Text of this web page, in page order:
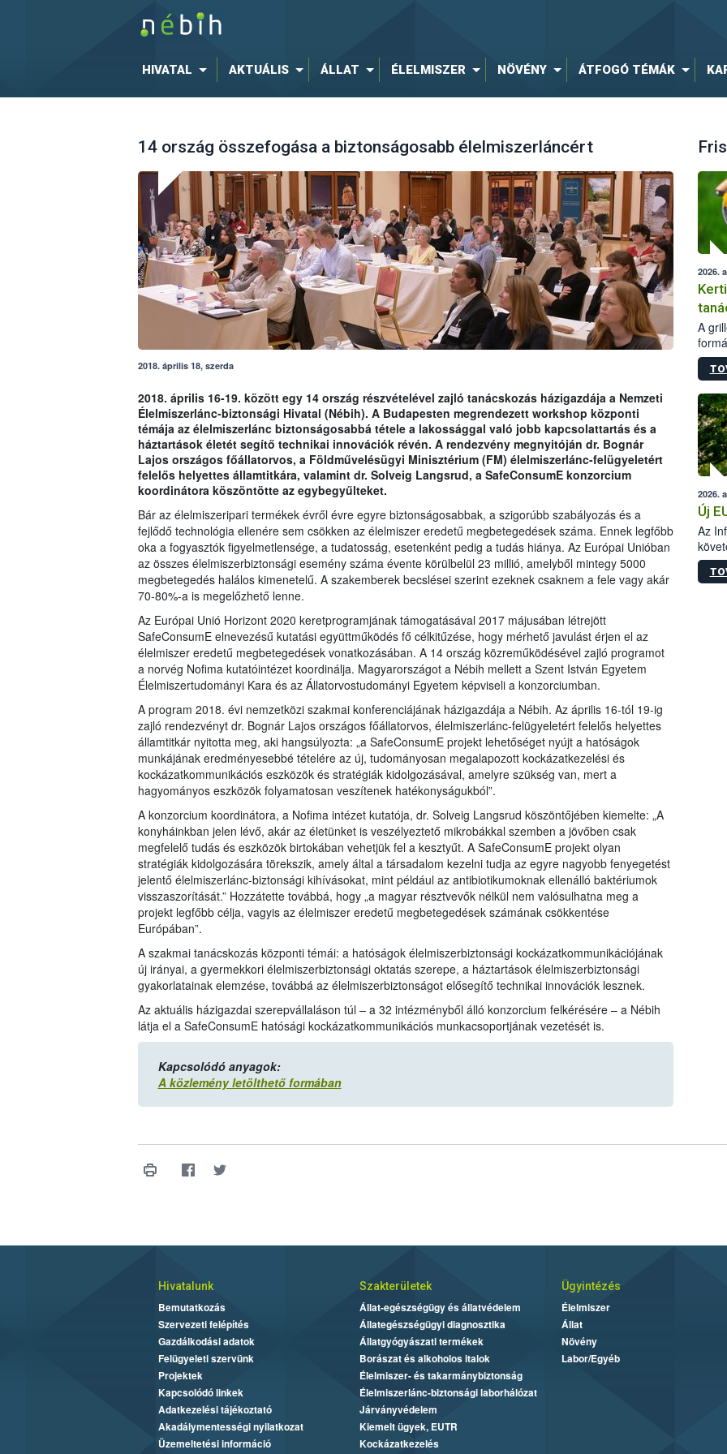
HIVATAL AKTUÁLIS ÁLLAT ÉLELMISZER NÖVÉNY ÁTFOGÓ TÉMÁK
14 ország összefogása a biztonságosabb élelmiszerláncért
2018. április 18, szerda
2018. április 16-19. között egy 14 ország részvételével zajló tanácskozás házigazdája a Nemzeti
Élelmiszerlánc-biztonsági Hivatal (Nébih). A Budapesten megrendezett workshop központi
témája az élelmiszerlánc biztonságosabbá tétele a lakossággal való jobb kapcsolattartás és a
háztartások életét segítő technikai innovációk révén. A rendezvény megnyitóján dr. Bognár
Lajos országos főállatorvos, a Földművelésügyi Minisztérium (FM) élelmiszerlánc-felügyeletért
felelős helyettes államtitkára, valamint dr. Solveig Langsrud, a SafeConsumE konzorcium
koordinátora köszöntötte az egybegyűlteket.
Bár az élelmiszeripari termékek évről évre egyre biztonságosabbak, a szigorúbb szabályozás és a
fejlődő technológia ellenére sem csökken az élelmiszer eredetű megbetegedések száma. Ennek legfőbb
oka a fogyasztók figyelmetlensége, a tudatosság, esetenként pedig a tudás hiánya. Az Európai Unióban
az összes élelmiszerbiztonsági esemény száma évente körülbelül 23 millió, amelyből mintegy 5000
megbetegedés halálos kimenetelű. A szakemberek becslései szerint ezeknek csaknem a fele vagy akár
70-80%-a is megelőzhető lenne.
Az Európai Unió Horizont 2020 keretprogramjának támogatásával 2017 májusában létrejött
SafeConsumE elnevezésű kutatási együttműködés fő célkitűzése, hogy mérhető javulást érjen el az
élelmiszer eredetű megbetegedések vonatkozásában. A 14 ország közreműködésével zajló programot
a norvég Nofima kutatóintézet koordinálja. Magyarországot a Nébih mellett a Szent István Egyetem
Élelmiszertudományi Kara és az Állatorvostudományi Egyetem képviseli a konzorciumban.
A program 2018. évi nemzetközi szakmai konferenciájának házigazdája a Nébih. Az április 16-tól 19-ig
zajló rendezvényt dr. Bognár Lajos országos főállatorvos, élelmiszerlánc-felügyeletért felelős helyettes
államtitkár nyitotta meg, aki hangsúlyozta: „a SafeConsumE projekt lehetőséget nyújt a hatóságok
munkájának eredményesebbé tételére az új, tudományosan megalapozott kockázatkezelési és
kockázatkommunikációs eszközök és stratégiák kidolgozásával, amelyre szükség van, mert a
hagyományos eszközök folyamatosan veszítenek hatékonyságukból”.
A konzorcium koordinátora, a Nofima intézet kutatója, dr. Solveig Langsrud köszöntőjében kiemelte: „A
konyháinkban jelen lévő, akár az életünket is veszélyeztető mikrobákkal szemben a jövőben csak
megfelelő tudás és eszközök birtokában vehetjük fel a kesztyűt. A SafeConsumE projekt olyan
stratégiák kidolgozására törekszik, amely által a társadalom kezelni tudja az egyre nagyobb fenyegetést
jelentő élelmiszerlánc-biztonsági kihívásokat, mint például az antibiotikumoknak ellenálló baktériumok
visszaszorítását.” Hozzátette továbbá, hogy „a magyar résztvevők nélkül nem valósulhatna meg a
projekt legfőbb célja, vagyis az élelmiszer eredetű megbetegedések számának csökkentése
Európában”.
A szakmai tanácskozás központi témái: a hatóságok élelmiszerbiztonsági kockázatkommunikációjának
új irányai, a gyermekkori élelmiszerbiztonsági oktatás szerepe, a háztartások élelmiszerbiztonsági
gyakorlatainak elemzése, továbbá az élelmiszerbiztonságot elősegítő technikai innovációk lesznek.
Az aktuális házigazdai szerepvállaláson túl – a 32 intézményből álló konzorcium felkérésére – a Nébih
látja el a SafeConsumE hatósági kockázatkommunikációs munkacsoportjának vezetését is.
Kapcsolódó anyagok:
A közlemény letölthető formában
2026.
A
a
2026.
Új
Az
Hivatalunk
Bemutatkozás
Szervezeti felépítés
Gazdálkodási adatok
Felügyeleti szervünk
Projektek
Kapcsolódó linkek
Adatkezelési tájékoztató
Akadálymentességi nyilatkozat
Üzemeltetési információ
Szakterületek
Állat-egészségügy és állatvédelem
Állategészségügyi diagnosztika
Állatgyógyászati termékek
Borászat és alkoholos italok
Élelmiszer- és takarmánybiztonság
Élelmiszerlánc-biztonsági laborhálózat
Járványvédelem
Kiemelt ügyek, EUTR
Kockázatkezelés
Ügyintézés
Élelmiszer
Állat
Növény
Labor/Egyéb